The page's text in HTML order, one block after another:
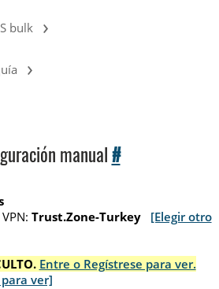
bulk ›
›
manual #
Trust.Zone-Turkey
[Elegir otro
Entre o Regístrese para ver.
para ver]